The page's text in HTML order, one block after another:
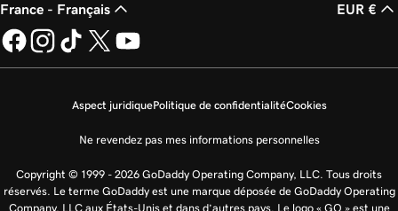
France - Français EUR €
Aspect juridiquePolitique de confidentialitéCookies
Ne revendez pas mes informations personnelles
Copyright © 1999 - 2026 GoDaddy Operating Company, LLC. Tous droits
réservés. Le terme GoDaddy est une marque déposée de GoDaddy Operating
Company, LLC aux États-Unis et dans d’autres pays. Le logo « GO » est une